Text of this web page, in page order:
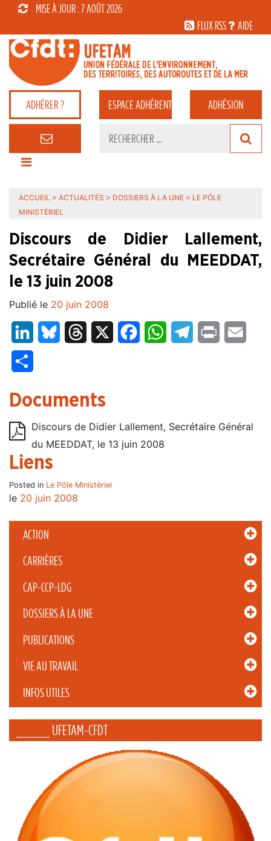
MISE À JOUR : 7 AOÛT 2026
FLUX RSS
AIDE
ADHÉRER ? ESPACEADHÉRENT ADHÉSION
ACTION
CARRIÈRES
CAP-CCP-LDG
DOSSIERS À LA UNE
PUBLICATIONS
VIE AU TRAVAIL
INFOS UTILES
_____ UFETAM-CFDT
ACCUEIL > ACTUALITÉS > DOSSIERS À LA UNE > LE PÔLE
MINISTÉRIEL
Discours de Didier Lallement,
Secrétaire Général du MEEDDAT,
le 13 juin 2008
Publié le 20 juin 2008
LinkedInBluesky Threads FacebookWhatsAppTelegram
Print
Documents
Discours de Didier Lallement, Secrétaire Général
du MEEDDAT, le 13 juin 2008
Liens
Posted in Le Pôle Ministériel
le 20 juin 2008